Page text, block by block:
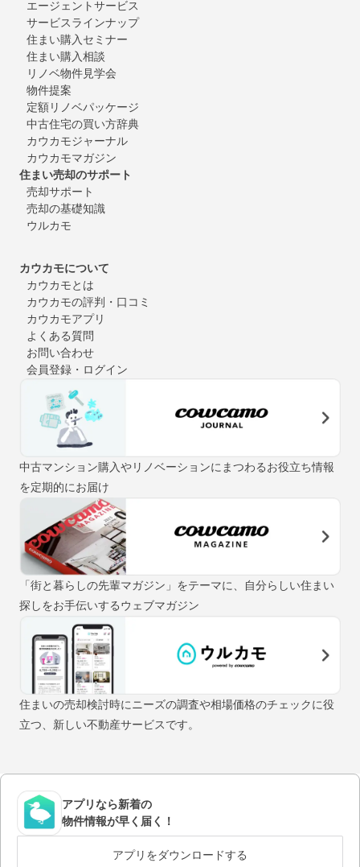
エージェントサービス
サービスラインナップ
住まい購入セミナー
住まい購入相談
リノベ物件見学会
物件提案
定額リノベパッケージ
中古住宅の買い方辞典
カウカモジャーナル
カウカモマガジン
住まい売却のサポート
売却サポート
売却の基礎知識
ウルカモ
カウカモについて
カウカモとは
カウカモの評判・口コミ
カウカモアプリ
よくある質問
お問い合わせ
会員登録・ログイン
中古マンション購入やリノベーションにまつわるお役立ち情報
を定期的にお届け
「街と暮らしの先輩マガジン」をテーマに、自分らしい住まい
探しをお手伝いするウェブマガジン
住まいの売却検討時にニーズの調査や相場価格のチェックに役
立つ、新しい不動産サービスです。
アプリなら新着の
物件情報が早く届く！
アプリをダウンロードする